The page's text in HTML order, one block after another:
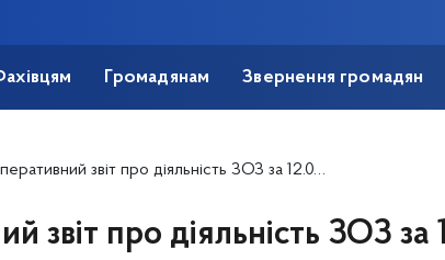
Громадянам Звернення громадян
звіт про діяльність ЗОЗ за 12.03.2014
звіт про діяльність ЗОЗ за